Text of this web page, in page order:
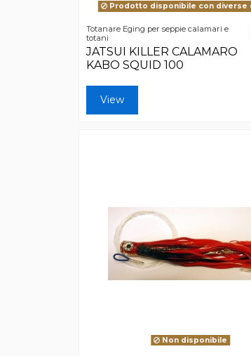
Prodotto disponibile con diverse
Totanare Eging per seppie calamari e
totani
JATSUI KILLER CALAMARO
KABO SQUID 100
View
Non disponibile